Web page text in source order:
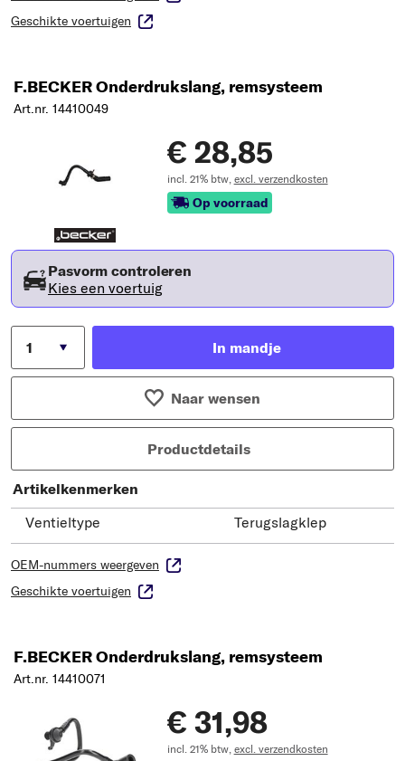
Geschikte voertuigen
F.BECKER Onderdrukslang, remsysteem
Art.nr. 14410049
€ 28,85
incl. 21% btw, excl. verzendkosten
Op voorraad
Pasvorm controleren
Kies een voertuig
In mandje
Naar wensen
Productdetails
Artikelkenmerken
Ventieltype
Terugslagklep
OEM-nummers weergeven
Geschikte voertuigen
F.BECKER Onderdrukslang, remsysteem
Art.nr. 14410071
€ 31,98
incl. 21% btw, excl. verzendkosten